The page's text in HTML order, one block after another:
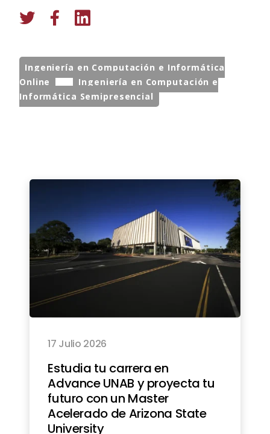
Ingeniería en Computación e Informática
Online
Ingeniería en Computación e
Informática Semipresencial
17 Julio 2026
Estudia tu carrera en
Advance UNAB y proyecta tu
futuro con un Master
Acelerado de Arizona State
University